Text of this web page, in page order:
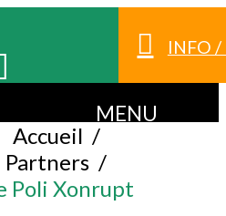
INFO
MENU
Accueil /
Partners /
Poli Xonrupt